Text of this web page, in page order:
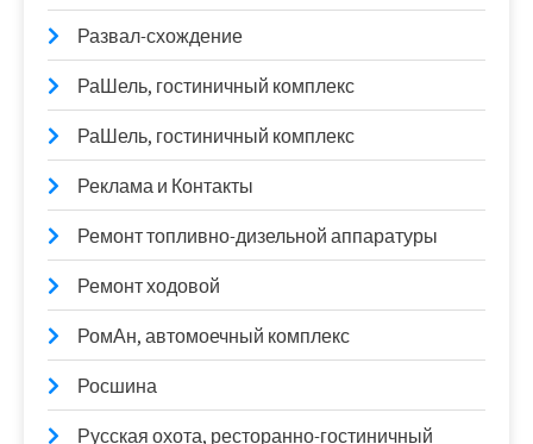
Развал-схождение
РаШель, гостиничный комплекс
РаШель, гостиничный комплекс
Реклама и Контакты
Ремонт топливно-дизельной аппаратуры
Ремонт ходовой
РомАн, автомоечный комплекс
Росшина
Русская охота, ресторанно-гостиничный